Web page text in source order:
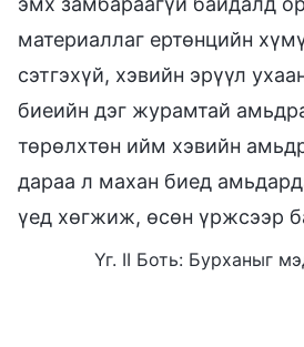
материаллаг ертөнцийн
сэтгэхүй, хэвийн эрүүл
биеийн дэг журамтай
төрөлхтөн ийм хэвийн
дараа л махан биед
үед хөгжиж, өсөн үржсээр
Үг. II Боть: Бурханыг